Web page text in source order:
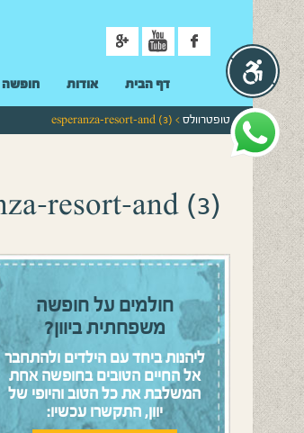
דף הבית אודות חופשה
טופטרוולס > esperanza-resort-and (3)
resort-and (3)
חולמים על חופשה
משפחתית ביוון?
ליהנות ביחד עם הילדים ולהתחבר
אל החיים הטובים בחופשה אחת
המשלבת את כל הטוב והיופי של
יוון, התקשרו עכשיו: